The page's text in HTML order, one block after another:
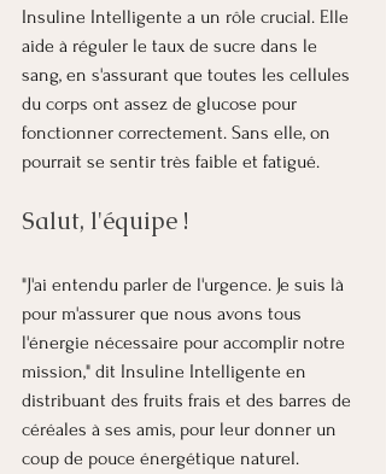
Insuline Intelligente a un rôle crucial. Elle
aide à réguler le taux de sucre dans le
sang, en s'assurant que toutes les cellules
du corps ont assez de glucose pour
fonctionner correctement. Sans elle, on
pourrait se sentir très faible et fatigué.
Salut, l'équipe !
"J'ai entendu parler de l'urgence. Je suis là
pour m'assurer que nous avons tous
l'énergie nécessaire pour accomplir notre
mission," dit Insuline Intelligente en
distribuant des fruits frais et des barres de
céréales à ses amis, pour leur donner un
coup de pouce énergétique naturel.